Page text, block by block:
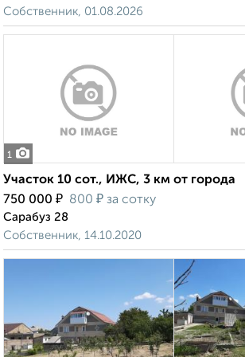
Собственник, 01.08.2026
1
Участок 10 сот., ИЖС, 3 км от города
750 000 ₽ 800 ₽ за сотку
Сарабуз 28
Собственник, 14.10.2020